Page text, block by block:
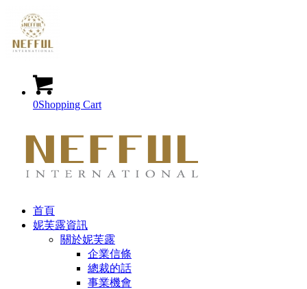
0Shopping Cart
首頁
妮芙露資訊
關於妮芙露
企業信條
總裁的話
事業機會